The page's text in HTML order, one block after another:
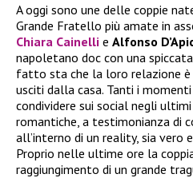
A oggi sono une delle coppie
Grande Fratello più amate in
Chiara Cainelli e Alfonso
napoletano doc con una
fatto sta che la loro relazione è
usciti dalla casa. Tanti i
condividere sui social negli
romantiche, a testimonianza di
all’interno di un reality, sia vero
Proprio nelle ultime ore la
raggiungimento di un grande